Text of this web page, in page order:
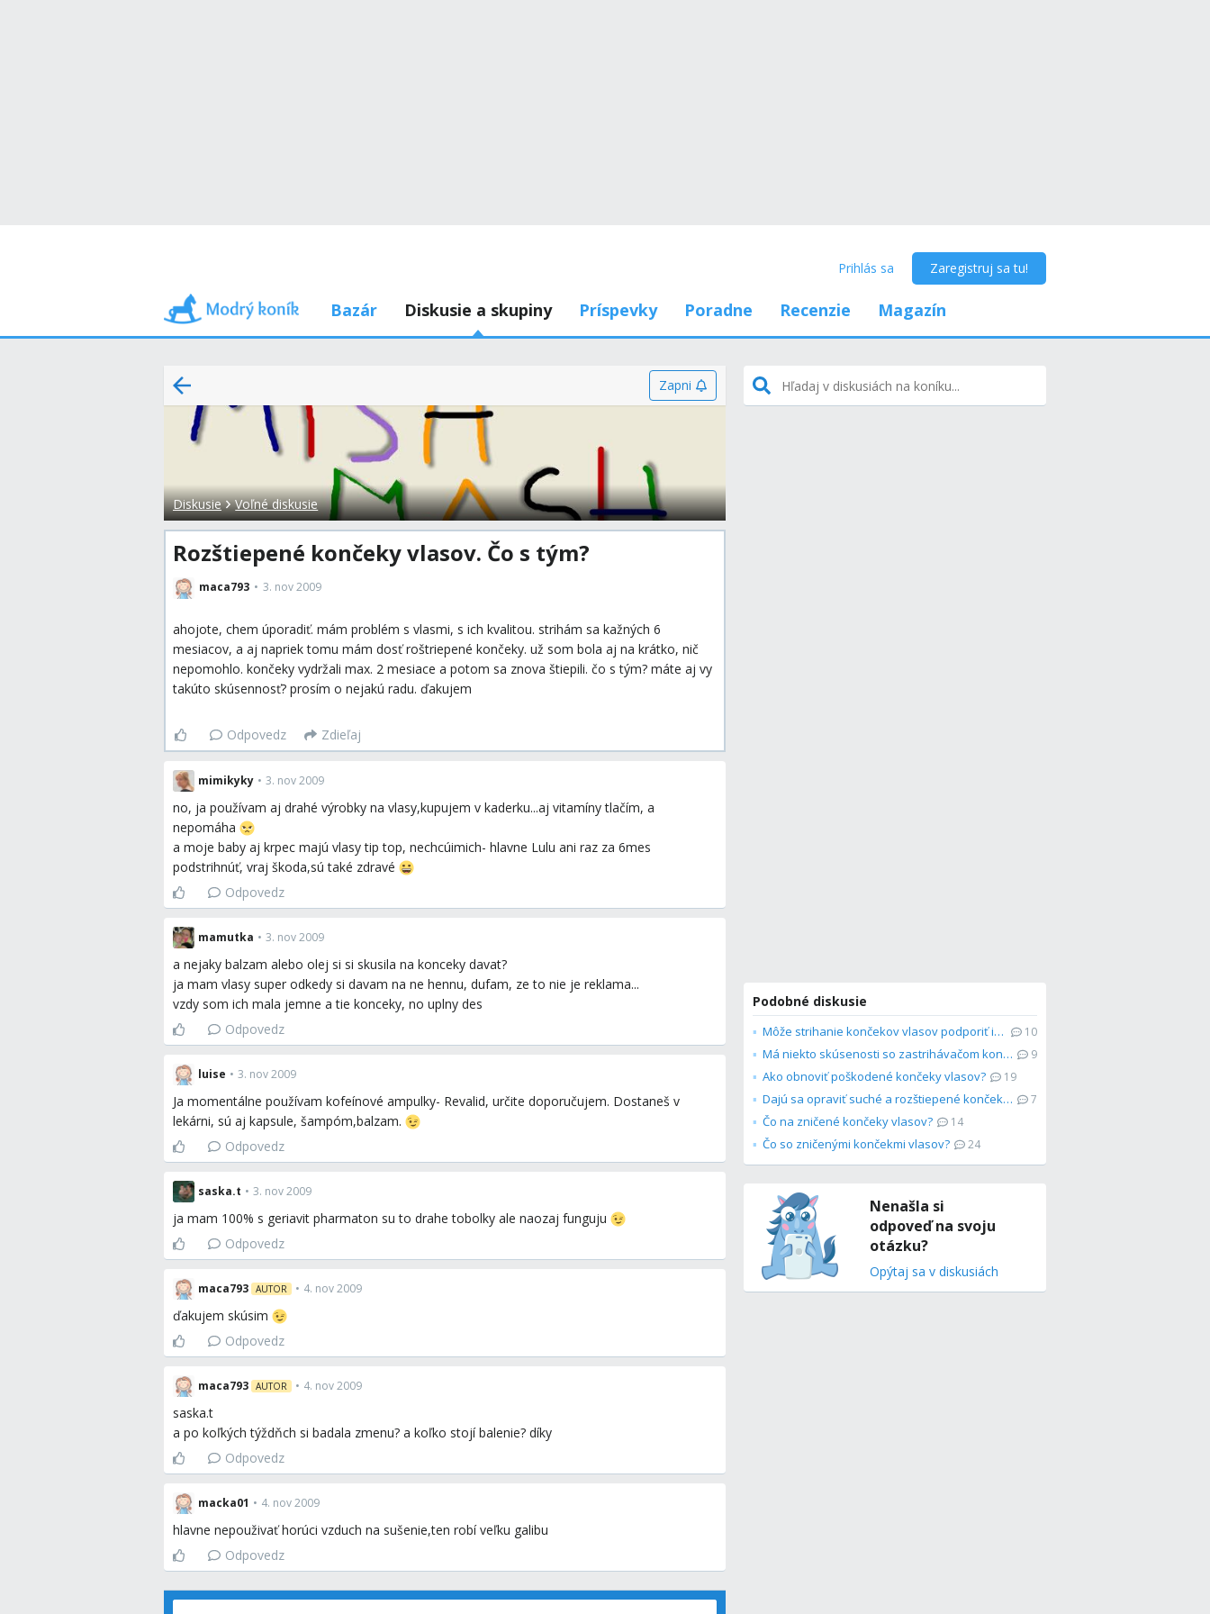
Prihlás sa Zaregistruj sa tu!
Bazár Diskusie a skupiny Príspevky Poradne Recenzie Magazín
Zapni
Diskusie Voľné diskusie
Rozštiepené končeky vlasov. Čo s tým?
maca793 3. nov 2009
ahojote, chem úporadiť. mám problém s vlasmi, s ich kvalitou. strihám sa kažných 6
mesiacov, a aj napriek tomu mám dosť roštriepené končeky. už som bola aj na krátko, nič
nepomohlo. končeky vydržali max. 2 mesiace a potom sa znova štiepili. čo s tým? máte aj vy
takúto skúsennosť? prosím o nejakú radu. ďakujem
Odpovedz Zdieľaj
mimikyky • 3. nov 2009
no, ja používam aj drahé výrobky na vlasy,kupujem v kaderku...aj vitamíny tlačím, a
nepomáha
a moje baby aj krpec majú vlasy tip top, nechcúimich- hlavne Lulu ani raz za 6mes
podstrihnúť, vraj škoda,sú také zdravé
Odpovedz
mamutka • 3. nov 2009
a nejaky balzam alebo olej si si skusila na konceky davat?
ja mam vlasy super odkedy si davam na ne hennu, dufam, ze to nie je reklama...
vzdy som ich mala jemne a tie konceky, no uplny des
Odpovedz
luise • 3. nov 2009
Ja momentálne používam kofeínové ampulky- Revalid, určite doporučujem. Dostaneš v
lekárni, sú aj kapsule, šampóm,balzam.
Odpovedz
saska.t • 3. nov 2009
ja mam 100% s geriavit pharmaton su to drahe tobolky ale naozaj funguju
Odpovedz
maca793 AUTOR • 4. nov 2009
ďakujem skúsim
Odpovedz
maca793 AUTOR • 4. nov 2009
saska.t
a po koľkých týždňch si badala zmenu? a koľko stojí balenie? díky
Odpovedz
macka01 • 4. nov 2009
hlavne nepouživať horúci vzduch na sušenie,ten robí veľku galibu
Odpovedz
Podobné diskusie
Môže strihanie končekov vlasov podporiť ich rast? 10
Má niekto skúsenosti so zastrihávačom končekov vlasov? 9
Ako obnoviť poškodené končeky vlasov? 19
Dajú sa opraviť suché a rozštiepené končeky? 7
Čo na zničené končeky vlasov? 14
Čo so zničenými končekmi vlasov? 24
Nenašla si
odpoveď na svoju
otázku?
Opýtaj sa v diskusiách